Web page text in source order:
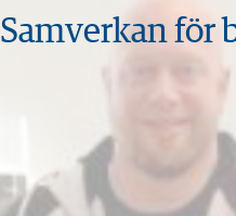
Samverkan för